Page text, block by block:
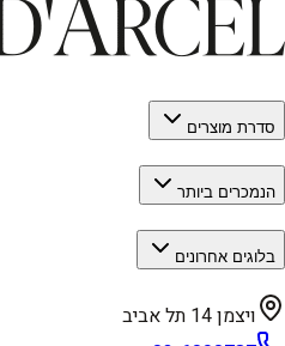
סדרת מוצרים
הנמכרים ביותר
בלוגים אחרונים
ויצמן 14 תל אביב